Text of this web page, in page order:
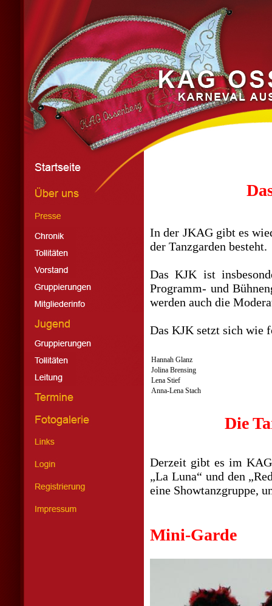
In der JKAG gibt es
der Tanzgarden besteht.
Das KJK ist
Programm- und
werden auch die
Das KJK setzt sich wie
Hannah Glanz
Jolina Brensing
Lena Stief
Anna-Lena Stach
Die
Derzeit gibt es im
„La Luna“ und den
eine Showtanzgruppe,
Mini-Garde